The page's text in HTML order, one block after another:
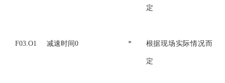
定
F03.O1 减速时间0 * 根据现场实际情况而
定